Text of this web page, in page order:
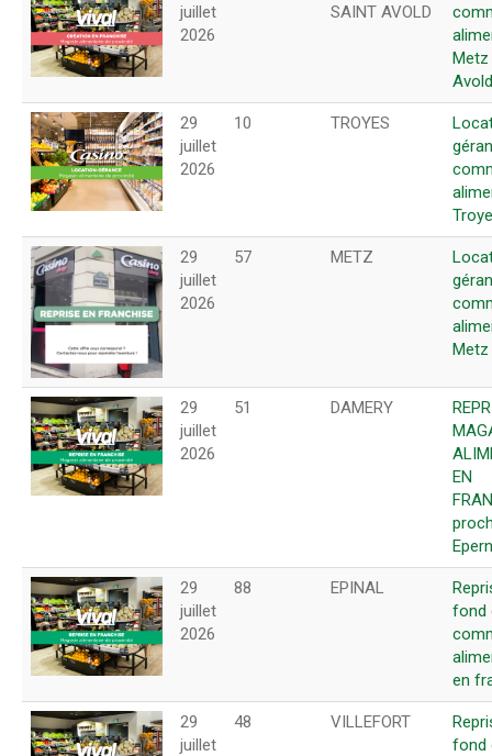
juillet
2026
SAINT AVOLD
Metz
29
juillet
2026
10 TROYES
29
juillet
2026
57 METZ
Metz
29
juillet
2026
51 DAMERY
EN
29
juillet
2026
88 EPINAL
fond
en
29
juillet
48 VILLEFORT
fond